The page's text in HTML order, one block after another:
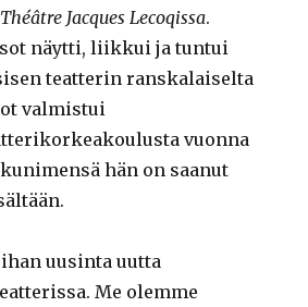
Jacques Lecoqissa.
näytti, liikkui ja tuntui
teatterin ranskalaiselta
valmistui
vuonna
hän on saanut
uusinta uutta
Me olemme